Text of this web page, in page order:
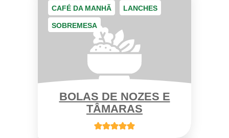
CAFÉ DA MANHÃ LANCHES
SOBREMESA
BOLAS DE NOZES E
TÂMARAS